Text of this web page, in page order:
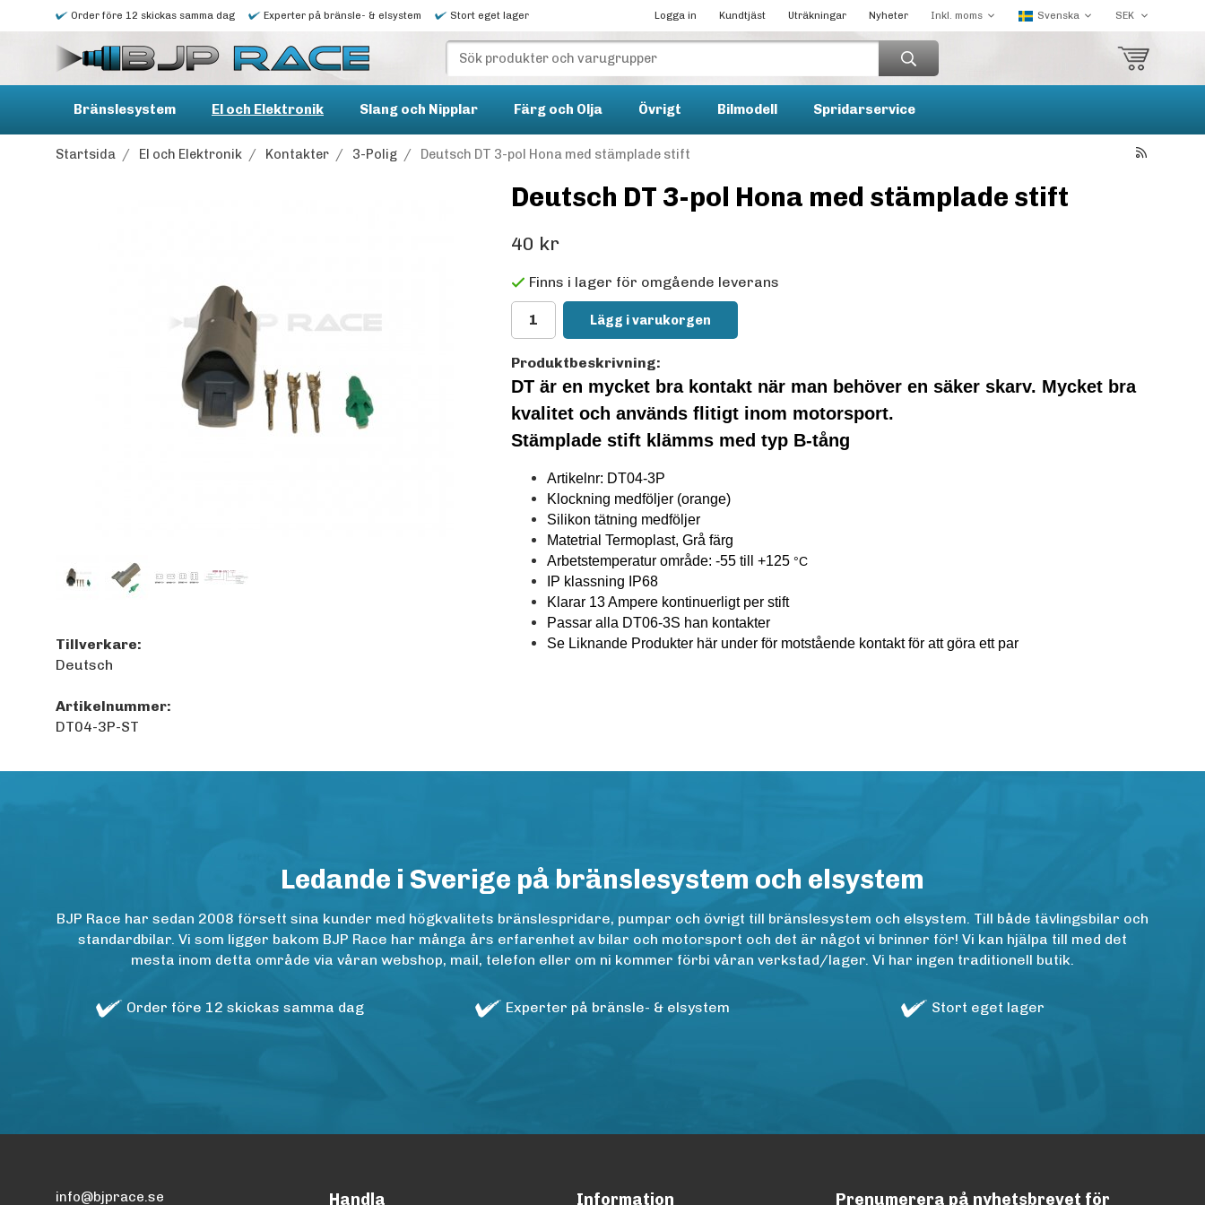
Order före 12 skickas samma dag Experter på bränsle- & elsystem Stort eget lager Logga in Kundtjäst Uträkningar Nyheter
Bränslesystem El och Elektronik Slang och Nipplar Färg och Olja Övrigt Bilmodell Spridarservice
Startsida / El och Elektronik / Kontakter / 3-Polig / Deutsch DT 3-pol Hona med stämplade stift
Deutsch DT 3-pol Hona med stämplade stift
40 kr
Finns i lager för omgående leverans
Lägg i varukorgen
Produktbeskrivning:
DT är en mycket bra kontakt när man behöver en säker skarv. Mycket bra
kvalitet och används flitigt inom motorsport.
Stämplade stift klämms med typ B-tång
Artikelnr: DT04-3P
Klockning medföljer (orange)
Silikon tätning medföljer
Matetrial Termoplast, Grå färg
Arbetstemperatur område: -55 till +125 °C
IP klassning IP68
Klarar 13 Ampere kontinuerligt per stift
Passar alla DT06-3S han kontakter
Se Liknande Produkter här under för motstående kontakt för att göra ett par
Tillverkare:
Deutsch
Artikelnummer:
DT04-3P-ST
Ledande i Sverige på bränslesystem och elsystem
BJP Race har sedan 2008 försett sina kunder med högkvalitets bränslespridare, pumpar och övrigt till bränslesystem och elsystem. Till både tävlingsbilar och
standardbilar. Vi som ligger bakom BJP Race har många års erfarenhet av bilar och motorsport och det är något vi brinner för! Vi kan hjälpa till med det
mesta inom detta område via våran webshop, mail, telefon eller om ni kommer förbi våran verkstad/lager. Vi har ingen traditionell butik.
Order före 12 skickas samma dag Experter på bränsle- & elsystem Stort eget lager
info@bjprace.se Handla Information Prenumerera på nyhetsbrevet för